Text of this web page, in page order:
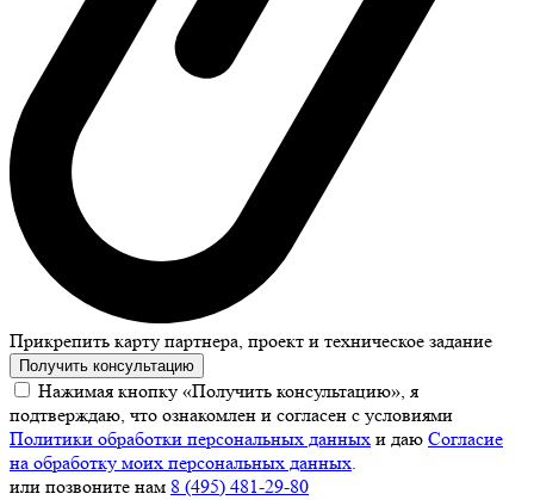
Прикрепить карту партнера, проект и техническое задание
Получить консультацию
Нажимая кнопку «Получить консультацию», я
подтверждаю, что ознакомлен и согласен с условиями
Политики обработки персональных данных и даю Согласие
на обработку моих персональных данных.
или позвоните нам 8 (495) 481-29-80